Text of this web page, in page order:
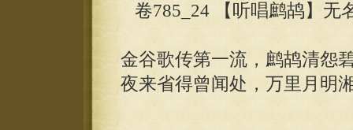
卷785_24 【听唱鹧鸪】无
金谷歌传第一流，鹧鸪清怨
夜来省得曾闻处，万里月明